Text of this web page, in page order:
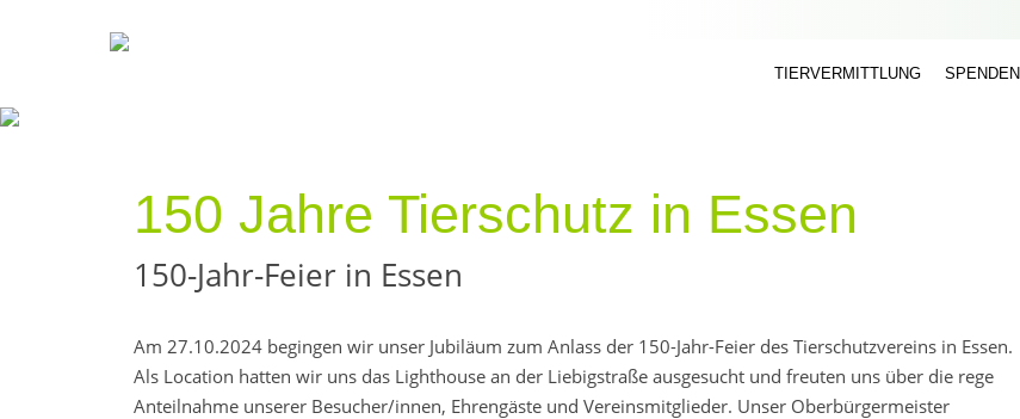
TIERVERMITTLUNG SPENDEN
150 Jahre Tierschutz in Essen
150-Jahr-Feier in Essen
Am 27.10.2024 begingen wir unser Jubiläum zum Anlass der 150-Jahr-Feier des Tierschutzvereins in Essen.
Als Location hatten wir uns das Lighthouse an der Liebigstraße ausgesucht und freuten uns über die rege
Anteilnahme unserer Besucher/innen, Ehrengäste und Vereinsmitglieder. Unser Oberbürgermeister